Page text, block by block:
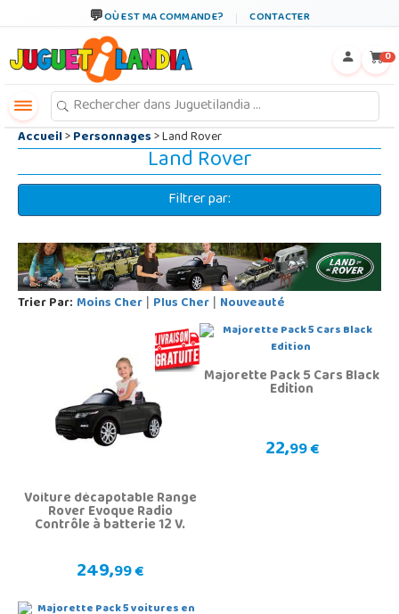
OÙ EST MA COMMANDE? CONTACTER
0
Accueil>Personnages> Land Rover
Land Rover
Filtrer par:
Trier Par: Moins Cher | Plus Cher | Nouveauté
Voiture décapotable Range
Rover Evoque Radio
Contrôle à batterie 12 V.
249,99 €
Majorette Pack 5 Cars Black
Edition
22,99 €